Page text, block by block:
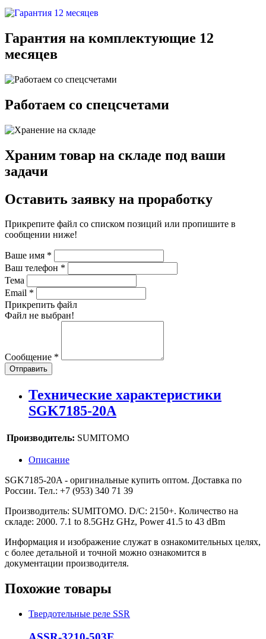
Гарантия на комплектующие 12
месяцев
Работаем со спецсчетами
Храним товар на складе под ваши
задачи
Оставить заявку на проработку
Прикрепите файл со списком позиций или пропишите в
сообщении ниже!
Ваше имя *
Ваш телефон *
Тема
Email *
Прикрепить файл
Файл не выбран!
Сообщение *
Отправить
Технические характеристики
SGK7185-20A
Производитель: SUMITOMO
Описание
SGK7185-20A - оригинальные купить оптом. Доставка по
России. Тел.: +7 (953) 340 71 39
Производитель: SUMITOMO. D/C: 2150+. Количество на
складе: 2000. 7.1 to 8.5GHz GHz, Power 41.5 to 43 dBm
Информация и изображение служат в ознакомительных целях,
с более детальной и точной можно ознакомится в
документации производителя.
Похожие товары
Твердотельные реле SSR